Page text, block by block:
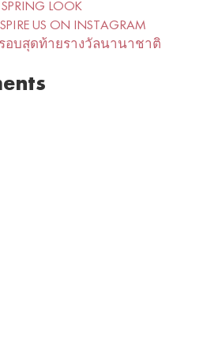
SPRING LOOK
US ON INSTAGRAM
ารอบสุดท้ายรางวัลนานาชาติ